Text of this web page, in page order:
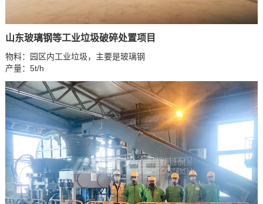
山东玻璃钢等工业垃圾破碎处置项目
物料：园区内工业垃圾，主要是玻璃钢
产量：5t/h